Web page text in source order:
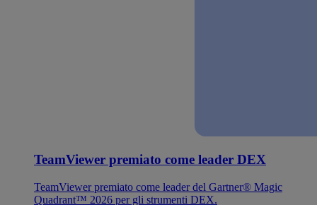
TeamViewer premiato come leader DEX
TeamViewer premiato come leader del Gartner® Magic
Quadrant™ 2026 per gli strumenti DEX.